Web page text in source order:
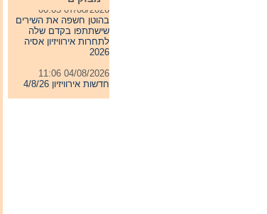
07/08/2026 00:05
בהוטן חשפה את השירים
שישתתפו בקדם שלה
לתחרות אירוויזיון אסיה
2026
04/08/2026 11:06
חדשות אירוויזיון 4/8/26
31/07/2026 08:54